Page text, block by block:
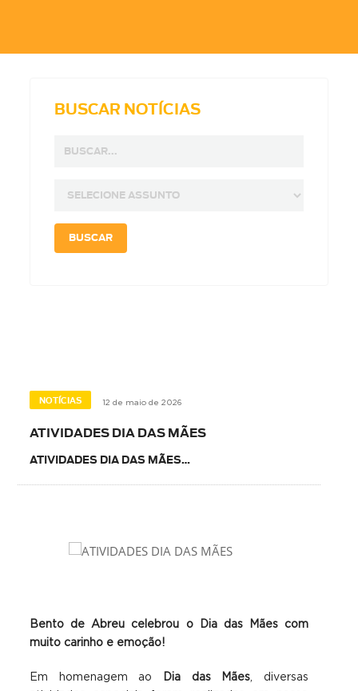
BUSCAR NOTÍCIAS
NOTÍCIAS 12 de maio de 2026
ATIVIDADES DIA DAS MÃES
ATIVIDADES DIA DAS MÃES…
Bento de Abreu celebrou o Dia das Mães com
muito carinho e emoção!
Em homenagem ao Dia das Mães, diversas